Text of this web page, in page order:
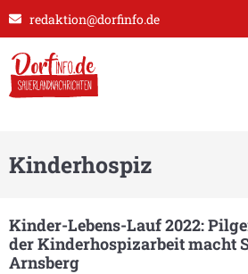
redaktion@dorfinfo.de
Kinderhospiz
Kinder-Lebens-Lauf 2022:
der Kinderhospizarbeit macht
Arnsberg